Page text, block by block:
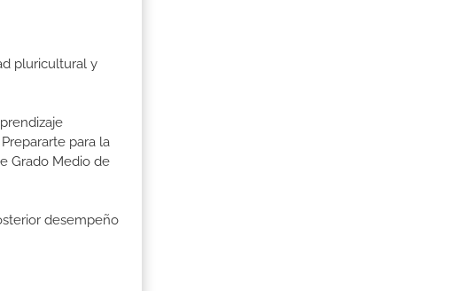
pluricultural y
para la
Grado Medio de
desempeño